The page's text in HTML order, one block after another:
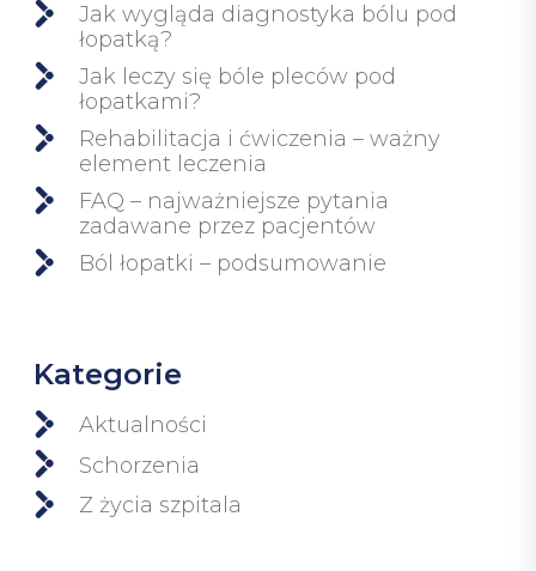
Jak wygląda diagnostyka bólu pod
łopatką?
Jak leczy się bóle pleców pod
łopatkami?
Rehabilitacja i ćwiczenia – ważny
element leczenia
FAQ – najważniejsze pytania
zadawane przez pacjentów
Ból łopatki – podsumowanie
Kategorie
Aktualności
Schorzenia
Z życia szpitala